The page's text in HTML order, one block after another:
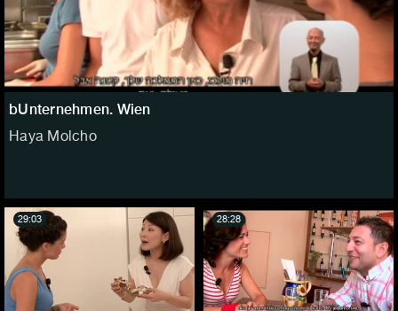
bUnternehmen. Wien
Haya Molcho
29:03 28:28